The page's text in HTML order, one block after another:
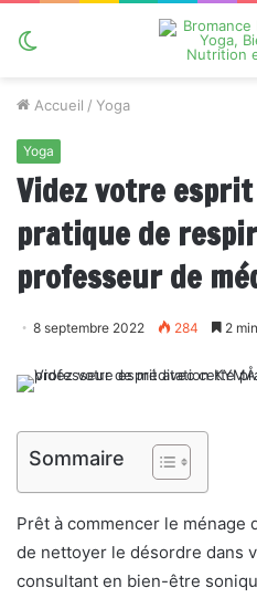
Accueil / Yoga
Yoga
Videz votre
pratique de
professeur de
8 septembre 2022 284 2
Sommaire
Prêt à commencer le ménage
de nettoyer le désordre dans
consultant en bien-être